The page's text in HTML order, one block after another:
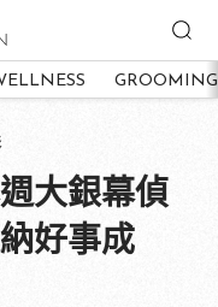
GROOMING
大銀幕偵
好事成